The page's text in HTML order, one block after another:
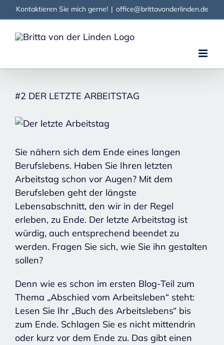
Zum
Inhalt
springen
Kontaktieren Sie mich gerne! | office@brittavonderlinden.de
#2 DER LETZTE ARBEITSTAG
Zeige
Bild
Sie nähern sich dem Ende eines langen
Berufslebens. Haben Sie Ihren letzten
Arbeitstag schon vor Augen? Mit dem
Berufsleben geht der längste
Lebensabschnitt, den wir in der Regel
erleben, zu Ende. Der letzte Arbeitstag ist
würdig, auch entsprechend beendet zu
werden. Fragen Sie sich, wie Sie ihn gestalten
sollen?
Denn wie es schon im ersten Blog-Teil zum
Thema „Abschied vom Arbeitsleben“ steht:
Lesen Sie Ihr „Buch des Arbeitslebens“ bis
zum Ende. Schlagen Sie es nicht mittendrin
oder kurz vor dem Ende zu. Das gibt einen